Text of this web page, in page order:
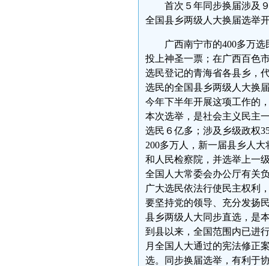
首次５年同步换届涉及
全国县乡两级人大换届选举
广西南宁市的400多万
投上神圣一票；在广西百色
选民登记的青海省各县乡，
选民的全国县乡两级人大换
今年下半年开展这项工作的
本次选举，是社会主义民主
选民６亿多；涉及乡级政权
200多万人，新一届县乡人
和人民检察院，并选举上一
全国人大常委会办公厅有关
广大选民依法行使民主权利
要坚持党的领导、充分发扬
县乡两级人大同步直选，是
到县以来，全国范围内已进
月全国人大通过的宪法修正
选。同步换届选举，有利于